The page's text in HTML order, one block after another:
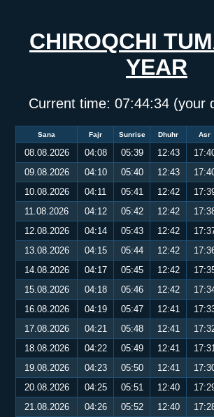
CHIROQCHI
YEAR
Current time: 07:44:35(your
Sana Fajr Sunrise Dhuhr Asr
08.08.2026 04:08 05:39 12:43
09.08.2026
04:10 05:40 12:43
10.08.2026
04:11 05:41 12:42
11.08.2026
04:12 05:42 12:42
12.08.2026
04:14 05:43 12:42
13.08.2026
04:15 05:44 12:42
14.08.2026
04:17 05:45 12:42
15.08.2026
04:18 05:46 12:42
16.08.2026
04:19 05:47 12:41
17.08.2026
04:21 05:48 12:41
18.08.2026
04:22 05:49 12:41 17:31
19.08.2026
04:23 05:50 12:41
20.08.2026
04:25 05:51 12:40
21.08.2026
04:26 05:52 12:40